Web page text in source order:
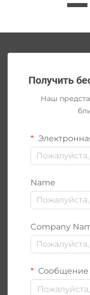
Получить
Наш
Name
Company
Сообщение